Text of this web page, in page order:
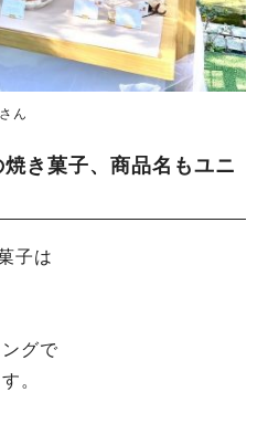
ん
き菓子、商品名もユニ
子は
グで
。